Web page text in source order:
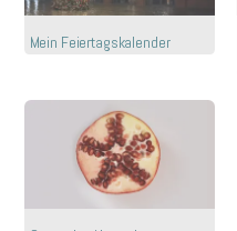
Mein Feiertagskalender